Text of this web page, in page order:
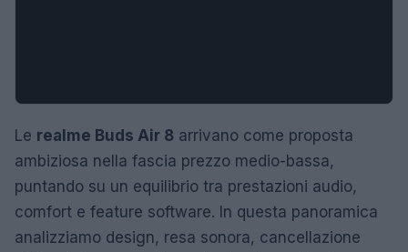
Le realme Buds Air 8 arrivano come proposta
ambiziosa nella fascia prezzo medio-bassa,
puntando su un equilibrio tra prestazioni audio,
comfort e feature software. In questa panoramica
analizziamo design, resa sonora, cancellazione